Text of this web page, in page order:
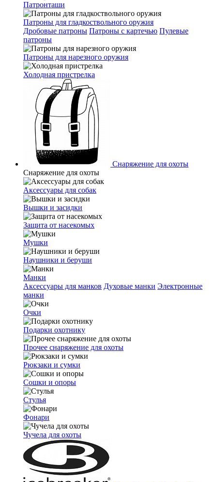
Патронташи
Патроны для гладкоствольного оружия
Дробовые патроны Патроны с картечью Пулевые
патроны
Патроны для нарезного оружия
Холодная пристрелка
Снаряжение для охоты
Снаряжение для охоты
Аксессуары для собак
Вышки и засидки
Защита от насекомых
Мушки
Наушники и беруши
Манки
Аксессуары для манков Духовые манки Электронные
манки
Очки
Подарки охотнику
Прочее снаряжение для охоты
Рюкзаки и сумки
Сошки и опоры
Стулья
Фонари
Чучела для охоты